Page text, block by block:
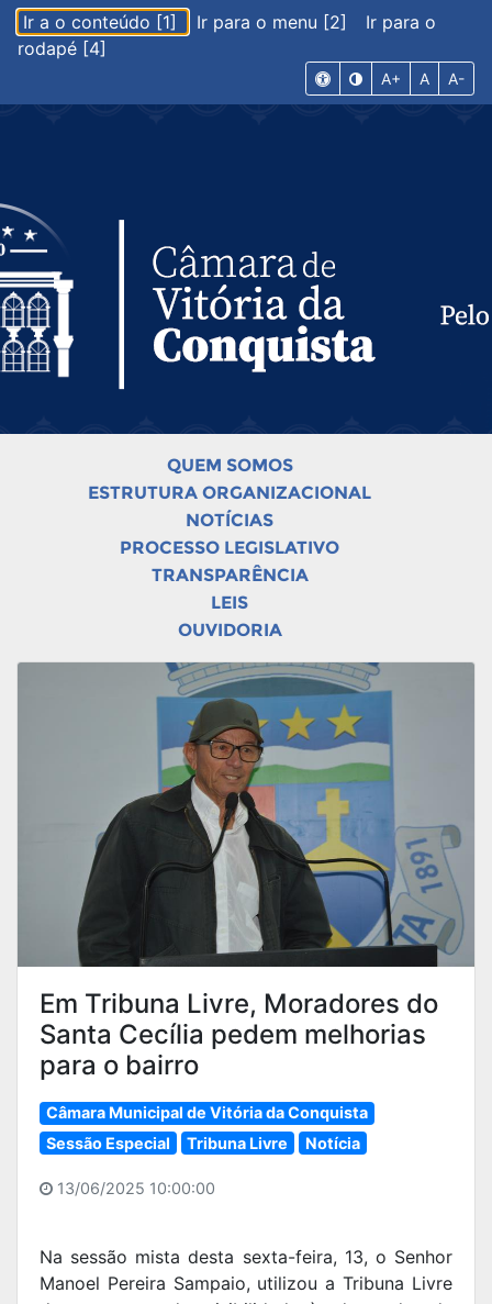
Ir a o conteúdo [1] Ir para o menu [2]
Ir para o
rodapé [4]
A+ A A-
QUEM SOMOS
ESTRUTURA ORGANIZACIONAL
NOTÍCIAS
PROCESSO LEGISLATIVO
TRANSPARÊNCIA
LEIS
OUVIDORIA
Em Tribuna Livre, Moradores do
Santa Cecília pedem melhorias
para o bairro
Câmara Municipal de Vitória da Conquista
Sessão Especial
Tribuna Livre Notícia
13/06/2025 10:00:00
Na sessão mista desta sexta-feira, 13, o Senhor
Manoel Pereira Sampaio, utilizou a Tribuna Livre